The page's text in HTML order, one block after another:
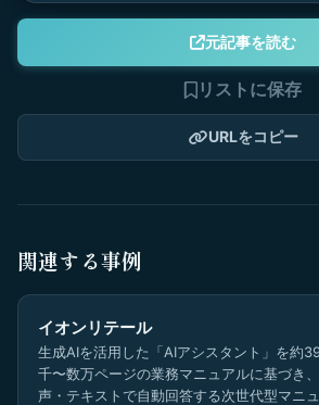
元記事を読む
リストに保存
URLをコピー
関連する事例
イオンリテール
生成AIを活用した「AIアシスタント」を約
千〜数万ページの業務マニュアルに基づき
声・テキストで自動回答する次世代型マニ